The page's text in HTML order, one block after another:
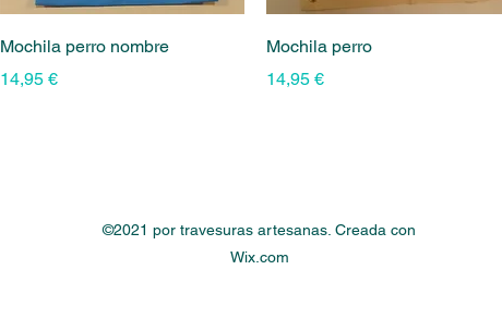
Vista rápida
Mochila perro nombre
Precio
14,95 €
Vista rápida
Mochila perro
Precio
14,95 €
©2021 por travesuras artesanas. Creada con
Wix.com